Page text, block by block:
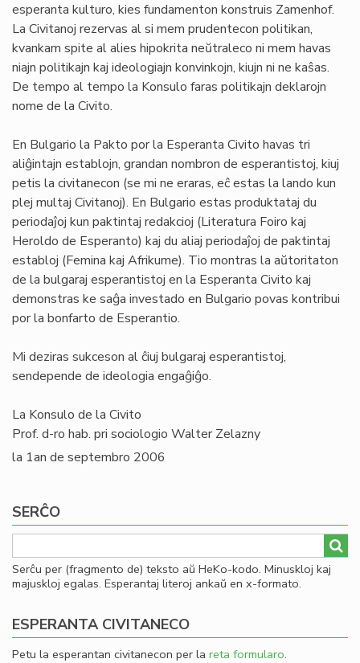
esperanta kulturo, kies fundamenton konstruis Zamenhof.
La Civitanoj rezervas al si mem prudentecon politikan,
kvankam spite al alies hipokrita neŭtraleco ni mem havas
niajn politikajn kaj ideologiajn konvinkojn, kiujn ni ne kaŝas.
De tempo al tempo la Konsulo faras politikajn deklarojn
nome de la Civito.
En Bulgario la Pakto por la Esperanta Civito havas tri
aliĝintajn establojn, grandan nombron de esperantistoj, kiuj
petis la civitanecon (se mi ne eraras, eĉ estas la lando kun
plej multaj Civitanoj). En Bulgario estas produktataj du
periodaĵoj kun paktintaj redakcioj (Literatura Foiro kaj
Heroldo de Esperanto) kaj du aliaj periodaĵoj de paktintaj
establoj (Femina kaj Afrikume). Tio montras la aŭtoritaton
de la bulgaraj esperantistoj en la Esperanta Civito kaj
demonstras ke saĝa investado en Bulgario povas kontribui
por la bonfarto de Esperantio.
Mi deziras sukceson al ĉiuj bulgaraj esperantistoj,
sendepende de ideologia engaĝiĝo.
La Konsulo de la Civito
Prof. d-ro hab. pri sociologio Walter Zelazny
la 1an de septembro 2006
SERĈO
Serĉu per (fragmento de) teksto aŭ HeKo-kodo. Minuskloj kaj
majuskloj egalas. Esperantaj literoj ankaŭ en x-formato.
ESPERANTA CIVITANECO
Petu la esperantan civitanecon per la reta formularo.